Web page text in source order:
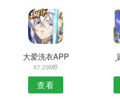
大爱洗衣APP
97.29MB
查看